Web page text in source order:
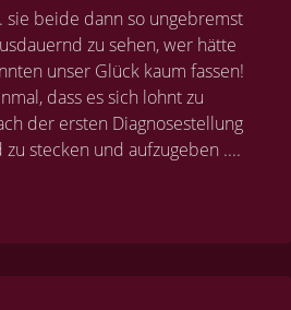
beide dann so ungebremst
zu sehen, wer hätte
unser Glück kaum fassen!
dass es sich lohnt zu
der ersten Diagnosestellung
stecken und aufzugeben ....